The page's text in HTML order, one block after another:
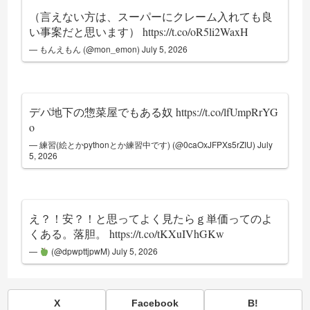
（言えない方は、スーパーにクレーム入れても良
い事案だと思います）https://t.co/oR5li2WaxH
— もんえもん (@mon_emon)July 5, 2026
デパ地下の惣菜屋でもある奴https://t.co/lfUmpRrYG
o
— 練習(絵とかpythonとか練習中です) (@0caOxJFPXs5rZIU)July
5, 2026
え？！安？！と思ってよく見たらｇ単価ってのよ
くある。落胆。https://t.co/tKXuIVhGKw
— (@dpwpttjpwM) July 5, 2026
X Facebook B!